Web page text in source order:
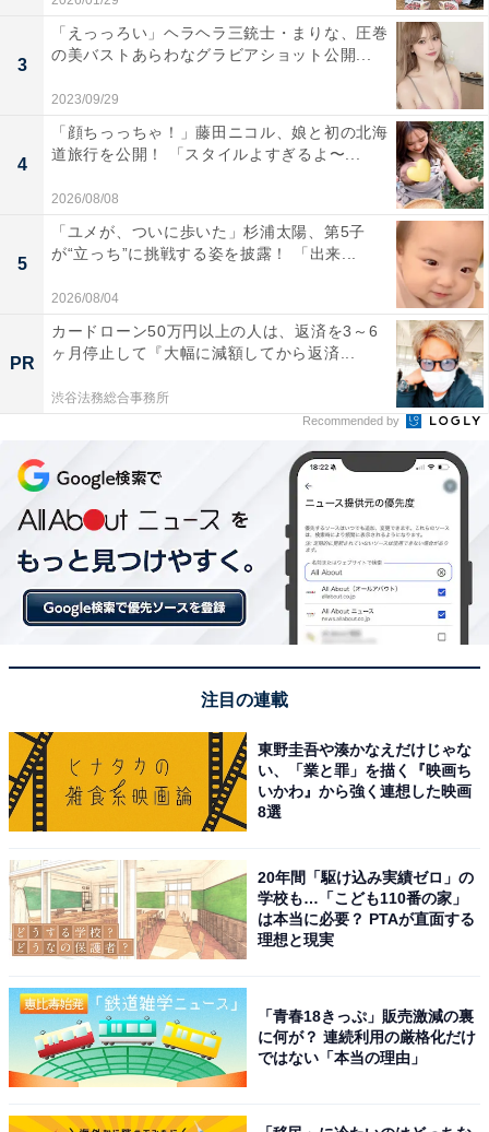
3
「えっっろい」ヘラヘラ三銃士・まりな、圧巻
の美バストあらわなグラビアショット公開...
2023/09/29
4
「顔ちっっちゃ！」藤田ニコル、娘と初の北海
道旅行を公開！ 「スタイルよすぎるよ〜...
2026/08/08
5
「ユメが、ついに歩いた」杉浦太陽、第5子
が“立っち”に挑戦する姿を披露！ 「出来...
2026/08/04
PR
カードローン50万円以上の人は、返済を3～6
ヶ月停止して『大幅に減額してから返済...
渋谷法務総合事務所
Recommended by
注目の連載
東野圭吾や湊かなえだけじゃな
い、「業と罪」を描く『映画ち
いかわ』から強く連想した映画
8選
20年間「駆け込み実績ゼロ」の
学校も…「こども110番の家」
は本当に必要？ PTAが直面する
理想と現実
「青春18きっぷ」販売激減の裏
に何が？ 連続利用の厳格化だけ
ではない「本当の理由」